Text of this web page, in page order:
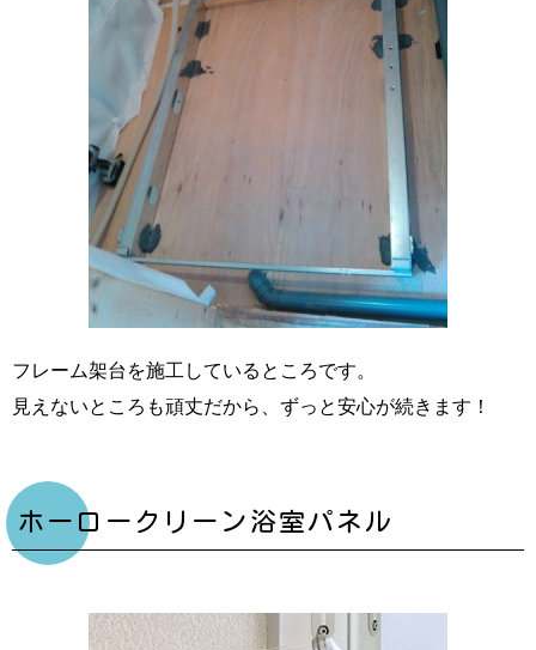
フレーム架台を施工しているところです。
見えないところも頑丈だから、ずっと安心が続きます！
ホーロークリーン浴室パネル